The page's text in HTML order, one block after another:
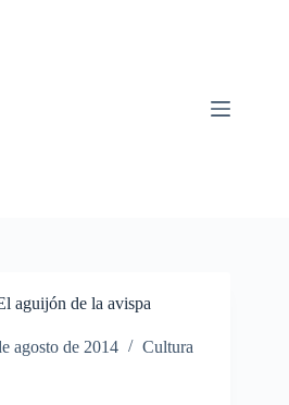
aguijón de la avispa
agosto de 2014 Cultura